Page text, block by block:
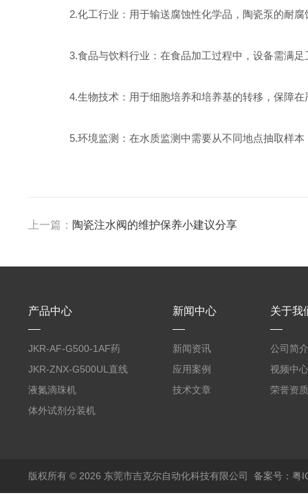
2.化工行业：用于输送腐蚀性化学品，陶瓷泵的耐腐
3.食品与饮料行业：在食品加工过程中，设备需满足
4.生物技术：用于细胞培养和培养基的转移，保障在
5.环境监测：在水质监测中需要从不同地点抽取样本
上一篇： 陶瓷注水阀的维护保养小建议分享
产品中心
JKR-AF-G500-1AF药
丸滴液机
JKR-ZNX-G500UL直线
式智能计量泵
液氮滴珠机
体外试剂分装机
新闻中心
新闻资讯
应用案例
技术文章
关于我
公司简介
视频中心
荣誉资质
版权所有 © 2026 东莞市吉克尔自动化科技有限公司 备案号：粤